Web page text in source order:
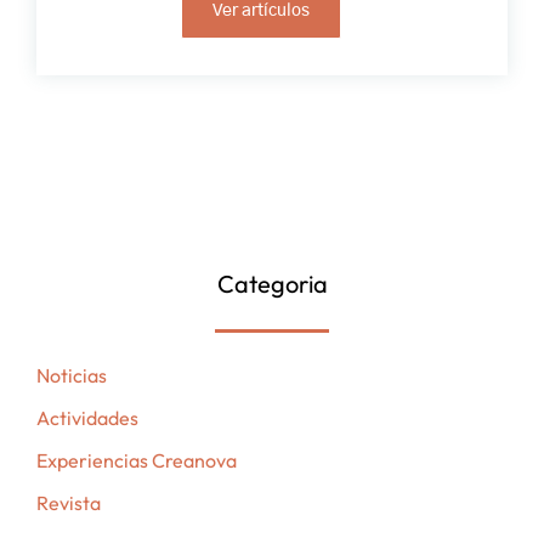
Ver artículos
Categoria
Noticias
Actividades
Experiencias Creanova
Revista